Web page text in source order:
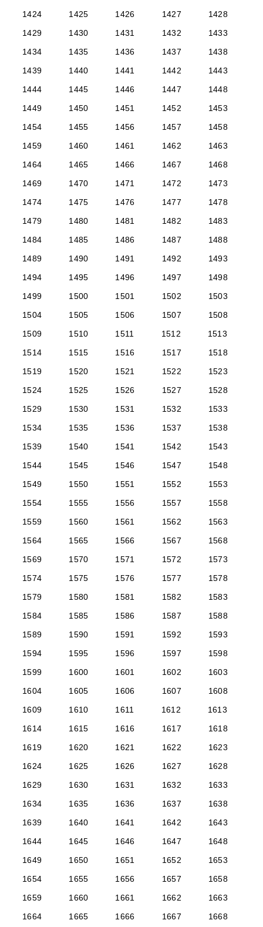
1424 1425 1426 1427
1428
1429
1430 1431 1432
1433
1434
1435 1436 1437
1438
1439
1440 1441 1442
1443
1444
1445 1446 1447
1448
1449
1450 1451 1452
1453
1454
1455 1456 1457
1458
1459
1460 1461 1462
1463
1464
1465 1466 1467
1468
1469
1470 1471 1472
1473
1474
1475 1476 1477
1478
1479
1480 1481 1482
1483
1484
1485 1486 1487
1488
1489
1490 1491 1492
1493
1494
1495 1496 1497
1498
1499
1500 1501 1502
1503
1504
1505 1506 1507
1508
1509
1510 1511 1512
1513
1514
1515 1516 1517
1518
1519
1520 1521 1522
1523
1524
1525 1526 1527
1528
1529
1530 1531 1532
1533
1534
1535 1536 1537
1538
1539
1540 1541 1542
1543
1544
1545 1546 1547
1548
1549
1550 1551 1552
1553
1554
1555 1556 1557
1558
1559
1560 1561 1562
1563
1564
1565 1566 1567
1568
1569
1570 1571 1572
1573
1574
1575 1576 1577
1578
1579
1580 1581 1582
1583
1584
1585 1586 1587
1588
1589
1590 1591 1592
1593
1594
1595 1596 1597
1598
1599
1600 1601 1602
1603
1604
1605 1606 1607
1608
1609
1610 1611 1612
1613
1614
1615 1616 1617
1618
1619
1620 1621 1622
1623
1624
1625 1626 1627
1628
1629
1630 1631 1632
1633
1634
1635 1636 1637
1638
1639
1640 1641 1642
1643
1644
1645 1646 1647
1648
1649
1650 1651 1652
1653
1654
1655 1656 1657
1658
1659
1660 1661 1662
1663
1664
1665 1666 1667
1668